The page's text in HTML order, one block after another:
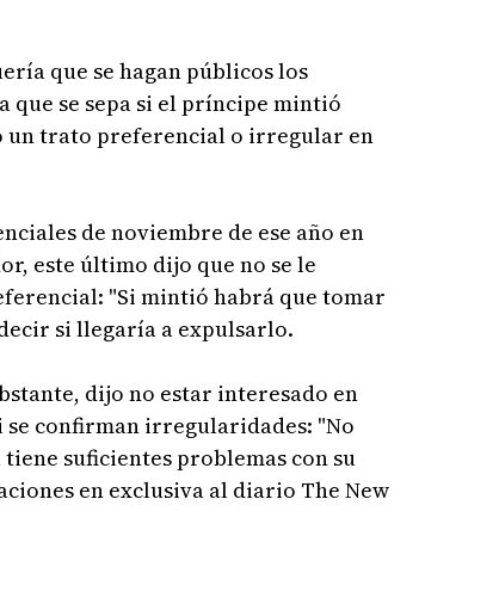
que se hagan públicos los
que se sepa si el príncipe mintió
un trato preferencial o irregular en
de noviembre de ese año en
este último dijo que no se le
"Si mintió habrá que tomar
si llegaría a expulsarlo.
dijo no estar interesado en
se confirman irregularidades: "No
suficientes problemas con su
en exclusiva al diario The New